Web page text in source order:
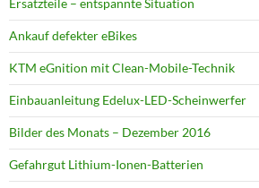
Ersatzteile – entspannte Situation
Ankauf defekter eBikes
KTM eGnition mit Clean-Mobile-Technik
Einbauanleitung Edelux-LED-Scheinwerfer
Bilder des Monats – Dezember 2016
Gefahrgut Lithium-Ionen-Batterien